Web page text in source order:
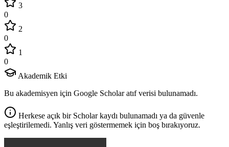
3
0
2
0
1
0
Akademik Etki
Bu akademisyen için Google Scholar atıf verisi bulunamadı.
Herkese açık bir Scholar kaydı bulunamadı ya da güvenle
eşleştirilemedi. Yanlış veri göstermemek için boş bırakıyoruz.